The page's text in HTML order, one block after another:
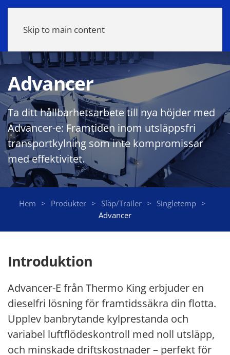
Skip to main content
Advancer
Ta ditt hållbarhetsarbete till nya höjder med
Advancer-e: Framtiden inom utsläppsfri
transportkylning som inte kompromissar
med effektivitet.
Hem Produkter Släp/Trailer
Singletemp
Advancer
Introduktion
Advancer-E från Thermo King erbjuder en
dieselfri lösning för framtidssäkra din flotta.
Upplev banbrytande kylprestanda och
variabel luftflödeskontroll med noll utsläpp,
och minskade driftskostnader – perfekt för